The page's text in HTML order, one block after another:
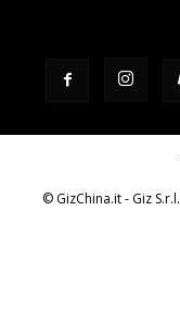
© GizChina.it - Giz